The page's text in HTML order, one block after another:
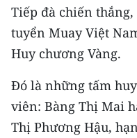
54 DÂN TỘC VIỆT NAM
CHƯƠNG TRÌNH OCOP
RADIO
Tiếp đà chiến
tuyển Muay Việt
Huy chương Vàng.
Đó là những tấm
viên: Bàng Thị Mai
Thị Phương Hậu,